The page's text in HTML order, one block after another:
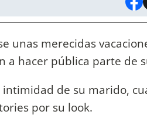
unas merecidas
a hacer pública parte de
de su marido,
por su look.